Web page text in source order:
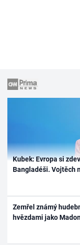
Kubek: Evropa si
Bangladéši. Vojtěch
Zemřel známý
hvězdami jako